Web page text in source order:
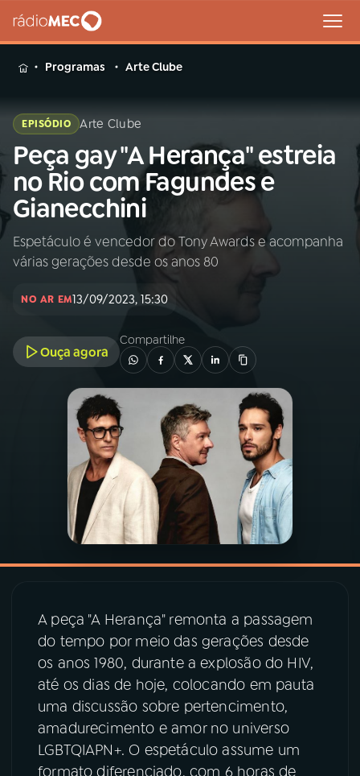
MENU
Buscar
na
Rádio
MEC
Buscar
Início AO VIVO
INÍCIO
A RÁDIO
PROGRAMAÇÃO
PROGRAMAS
PODCASTS
ÚLTIMAS
08PRÊMIO RÁDIO MEC
ACOMPANHE A RÁDIO MEC
YouTube Facebook
Programas Arte Clube
EPISÓDIO Arte Clube
Peça gay "A Herança" estreia
no Rio com Fagundes e
Gianecchini
Espetáculo é vencedor do Tony Awards e acompanha
várias gerações desde os anos 80
NO AR EM13/09/2023, 15:30
Ouça agora
Compartilhe
A peça "A Herança" remonta a passagem
do tempo por meio das gerações desde
os anos 1980, durante a explosão do HIV,
até os dias de hoje, colocando em pauta
uma discussão sobre pertencimento,
amadurecimento e amor no universo
LGBTQIAPN+. O espetáculo assume um